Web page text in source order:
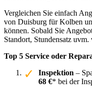
Vergleichen Sie einfach
von Duisburg für Kolben
können. Sobald Sie
Standort, Stundensatz uvm.
Top 5 Service oder
Inspektion –
68 €* bei der